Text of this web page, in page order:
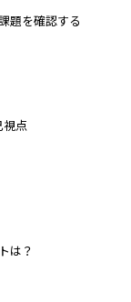
題を確認する
点
は？